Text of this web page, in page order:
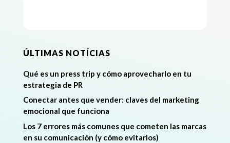
ÚLTIMAS NOTÍCIAS
Qué es un press trip y cómo aprovecharlo en tu
estrategia de PR
Conectar antes que vender: claves del marketing
emocional que funciona
Los 7 errores más comunes que cometen las marcas
en su comunicación (y cómo evitarlos)